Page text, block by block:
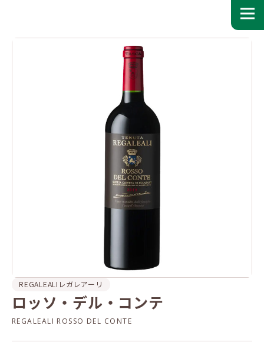
REGALEALI レガレアーリ
ロッソ・デル・コンテ
REGALEALI ROSSO DEL CONTE